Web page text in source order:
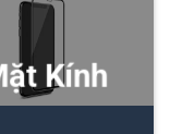
Kính